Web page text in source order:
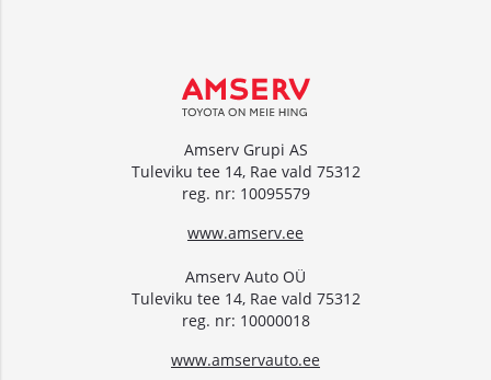
Amserv Grupi AS
Tuleviku tee 14, Rae vald 75312
reg. nr: 10095579
www.amserv.ee
Amserv Auto OÜ
Tuleviku tee 14, Rae vald 75312
reg. nr: 10000018
www.amservauto.ee